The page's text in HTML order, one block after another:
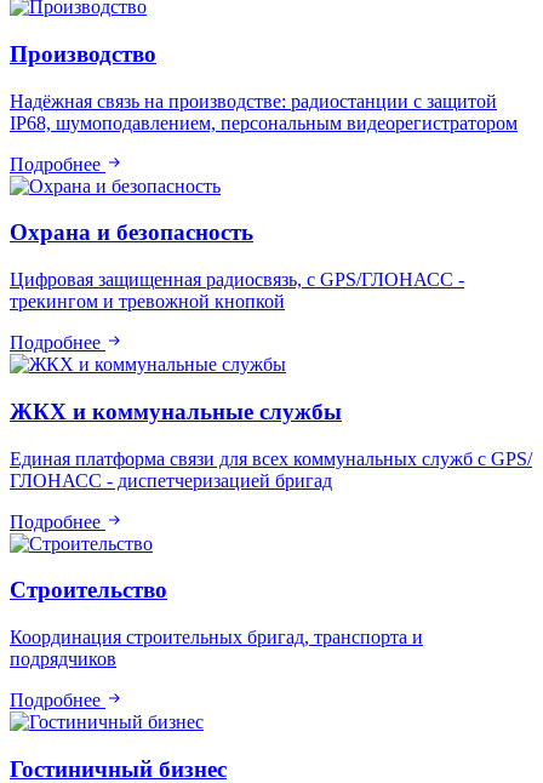
Производство
Надёжная связь на производстве: радиостанции с защитой
IP68, шумоподавлением, персональным видеорегистратором
Подробнее
Охрана и безопасность
Цифровая защищенная радиосвязь, с GPS/ГЛОНАСС -
трекингом и тревожной кнопкой
Подробнее
ЖКХ и коммунальные службы
Единая платформа связи для всех коммунальных служб с GPS/
ГЛОНАСС - диспетчеризацией бригад
Подробнее
Строительство
Координация строительных бригад, транспорта и
подрядчиков
Подробнее
Гостиничный бизнес